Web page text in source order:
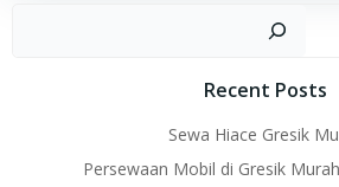
Recent Posts
Sewa Hiace Gresik
Persewaan Mobil di Gresik